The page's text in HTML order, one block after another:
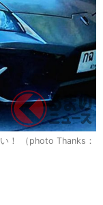
！ （photo Thanks：